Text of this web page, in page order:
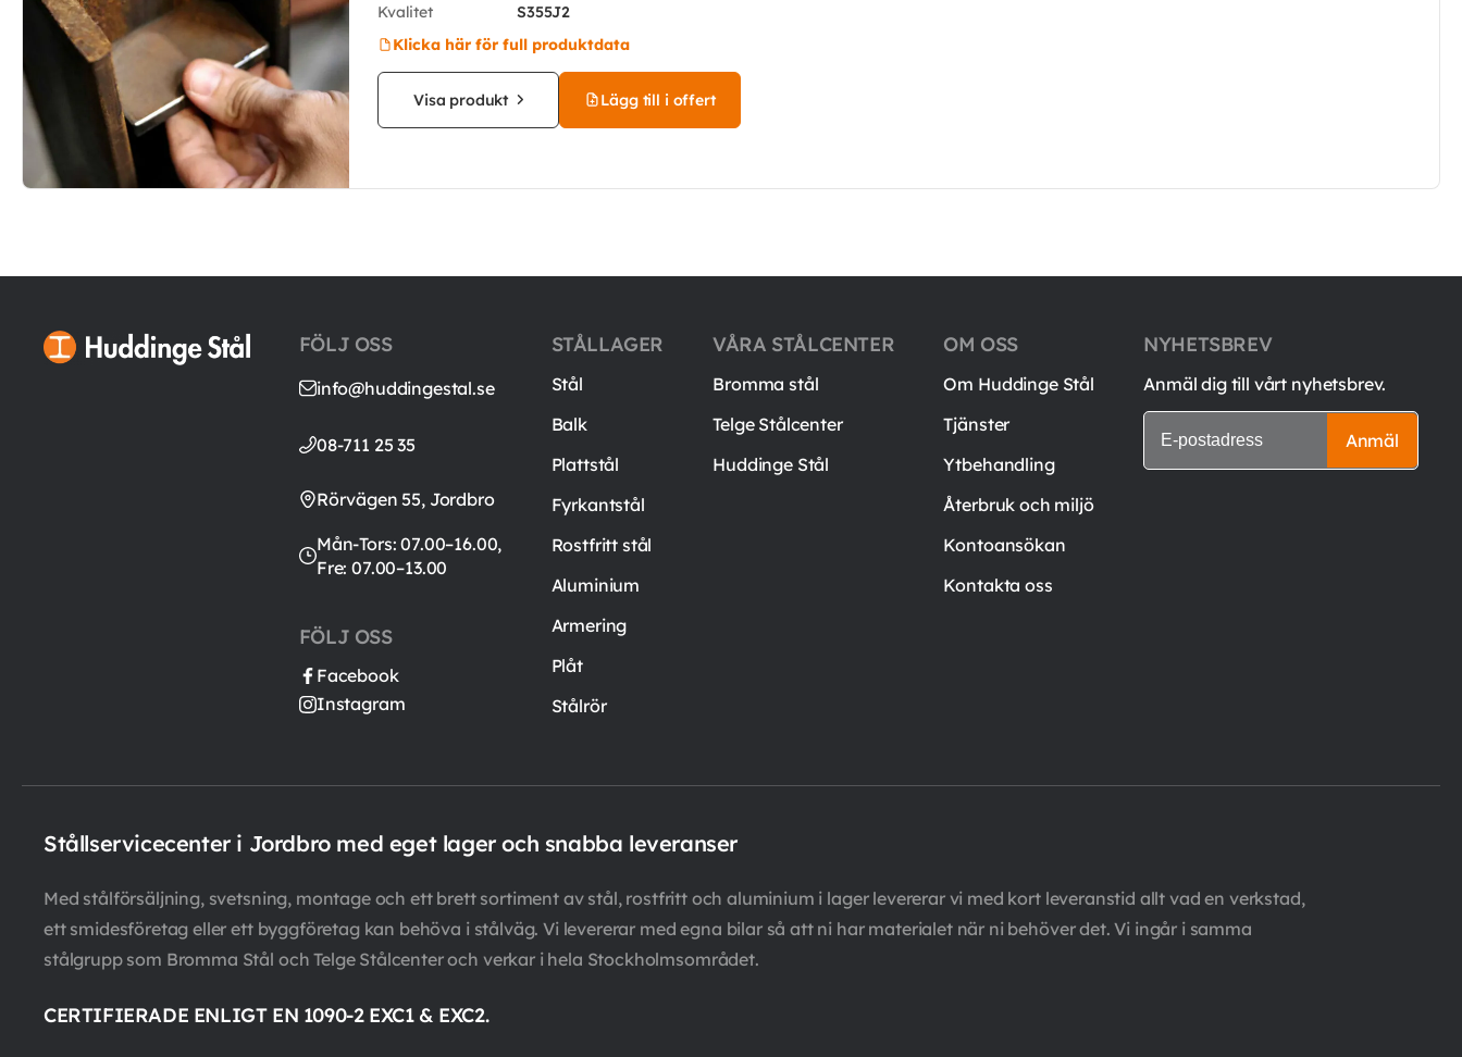
Kvalitet
S355J2
Klicka här för full produktdata
Visa produkt Lägg till i offert
FÖLJ OSS
info@huddingestal.se
08-711 25 35
Rörvägen 55, Jordbro
Mån-Tors: 07.00–16.00,
Fre: 07.00–13.00
FÖLJ OSS
Facebook
Instagram
STÅLLAGER
Stål
Balk
Plattstål
Fyrkantstål
Rostfritt stål
Aluminium
Armering
Plåt
Stålrör
VÅRA STÅLCENTER
Bromma stål
Telge Stålcenter
Huddinge Stål
OM OSS
Om Huddinge Stål
Tjänster
Ytbehandling
Återbruk och miljö
Kontoansökan
Kontakta oss
NYHETSBREV
Anmäl dig till vårt nyhetsbrev.
Anmäl
Stållservicecenter i Jordbro med eget lager och snabba leveranser
Med stålförsäljning, svetsning, montage och ett brett sortiment av stål, rostfritt och aluminium i lager levererar vi med kort leveranstid allt vad en verkstad,
ett smidesföretag eller ett byggföretag kan behöva i stålväg. Vi levererar med egna bilar så att ni har materialet när ni behöver det. Vi ingår i samma
stålgrupp som Bromma Stål och Telge Stålcenter och verkar i hela Stockholmsområdet.
CERTIFIERADE ENLIGT EN 1090-2 EXC1 & EXC2.